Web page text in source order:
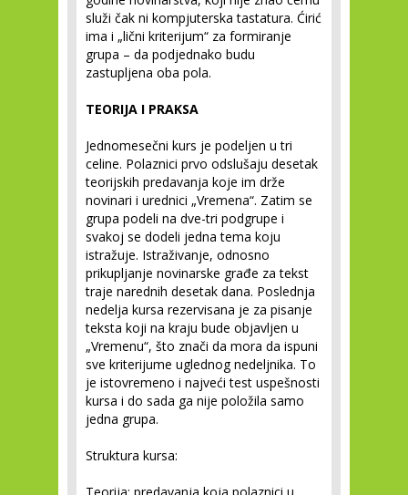
služi čak ni kompjuterska tastatura. Ćirić
ima i „lični kriterijum“ za formiranje
grupa – da podjednako budu
zastupljena oba pola.
TEORIJA I PRAKSA
Jednomesečni kurs je podeljen u tri
celine. Polaznici prvo odslušaju desetak
teorijskih predavanja koje im drže
novinari i urednici „Vremena“. Zatim se
grupa podeli na dve-tri podgrupe i
svakoj se dodeli jedna tema koju
istražuje. Istraživanje, odnosno
prikupljanje novinarske građe za tekst
traje narednih desetak dana. Poslednja
nedelja kursa rezervisana je za pisanje
teksta koji na kraju bude objavljen u
„Vremenu“, što znači da mora da ispuni
sve kriterijume uglednog nedeljnika. To
je istovremeno i najveći test uspešnosti
kursa i do sada ga nije položila samo
jedna grupa.
Struktura kursa: